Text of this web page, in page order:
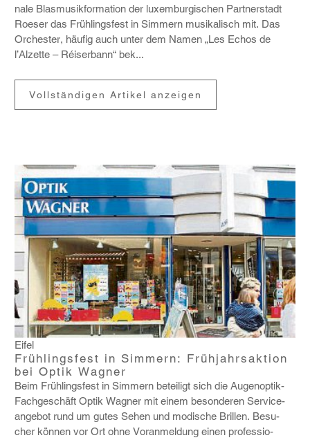
nale Blas­mu­sik­for­ma­tion der luxem­bur­gi­schen Part­ner­stadt
Roeser das Früh­lings­fest in Simmern musi­ka­lisch mit. Das
Orchester, häufig auch unter dem Namen „Les Echos de
l’Alzette – Réiser­bann“ bek...
Vollständigen Artikel anzeigen
Eifel
Frühlingsfest in Simmern: Frühjahrsaktion
bei Optik Wagner
Beim Früh­lings­fest in Simmern betei­ligt sich die Augen­optik-
Fach­ge­schäft Optik Wagner mit einem beson­deren Service­
an­gebot rund um gutes Sehen und modi­sche Brillen. Besu­
cher können vor Ort ohne Voranmel­dung einen profes­sio­